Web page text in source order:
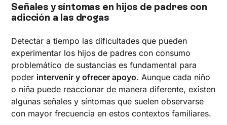
Señales y síntomas en hijos de padres con
adicción a las drogas
Detectar a tiempo las dificultades que pueden
experimentar los hijos de padres con consumo
problemático de sustancias es fundamental para
poder intervenir y ofrecer apoyo. Aunque cada niño
o niña puede reaccionar de manera diferente, existen
algunas señales y síntomas que suelen observarse
con mayor frecuencia en estos contextos familiares.